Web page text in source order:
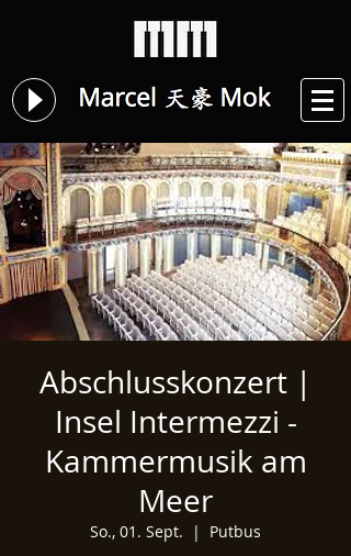
Abschlusskonzert |
Insel Intermezzi -
Kammermusik am
Meer
So., 01. Sept.
  |
Putbus